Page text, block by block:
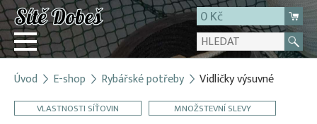
0 Kč
Přihlásit
Registrace
Úvod E-shop Rybářské potřeby Vidličky výsuvné
VLASTNOSTI SÍŤOVIN MNOŽSTEVNÍ SLEVY